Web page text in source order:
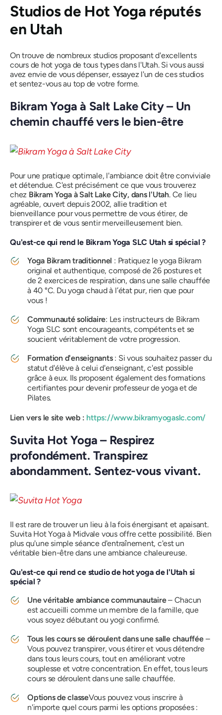
Studios de Hot Yoga réputés
en Utah
On trouve de nombreux studios proposant d'excellents
cours de hot yoga de tous types dans l'Utah. Si vous aussi
avez envie de vous dépenser, essayez l'un de ces studios
et sentez-vous au top de votre forme.
Bikram Yoga à Salt Lake City – Un
chemin chauffé vers le bien-être
Pour une pratique optimale, l'ambiance doit être conviviale
et détendue. C'est précisément ce que vous trouverez
chez Bikram Yoga à Salt Lake City, dans l'Utah. Ce lieu
agréable, ouvert depuis 2002, allie tradition et
bienveillance pour vous permettre de vous étirer, de
transpirer et de vous sentir merveilleusement bien.
Qu'est-ce qui rend le Bikram Yoga SLC Utah si spécial ?
Yoga Bikram traditionnel : Pratiquez le yoga Bikram
original et authentique, composé de 26 postures et
de 2 exercices de respiration, dans une salle chauffée
à 40 °C. Du yoga chaud à l’état pur, rien que pour
vous !
Communauté solidaire: Les instructeurs de Bikram
Yoga SLC sont encourageants, compétents et se
soucient véritablement de votre progression.
Formation d'enseignants: Si vous souhaitez passer du
statut d'élève à celui d'enseignant, c'est possible
grâce à eux. Ils proposent également des formations
certifiantes pour devenir professeur de yoga et de
Pilates.
Lien vers le site web : https://www.bikramyogaslc.com/
Suvita Hot Yoga – Respirez
profondément. Transpirez
abondamment. Sentez-vous vivant.
Il est rare de trouver un lieu à la fois énergisant et apaisant.
Suvita Hot Yoga à Midvale vous offre cette possibilité. Bien
plus qu'une simple séance d'entraînement, c'est un
véritable bien-être dans une ambiance chaleureuse.
Qu'est-ce qui rend ce studio de hot yoga de l'Utah si
spécial ?
Une véritable ambiance communautaire– Chacun
est accueilli comme un membre de la famille, que
vous soyez débutant ou yogi confirmé.
Tous les cours se déroulent dans une salle chauffée–
Vous pouvez transpirer, vous étirer et vous détendre
dans tous leurs cours, tout en améliorant votre
souplesse et votre concentration. En effet, tous leurs
cours se déroulent dans une salle chauffée.
Options de classeVous pouvez vous inscrire à
n'importe quel cours parmi les options proposées :